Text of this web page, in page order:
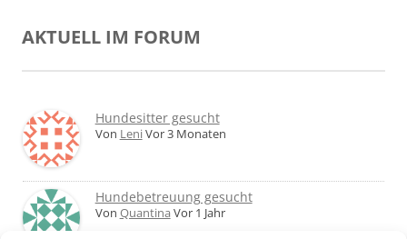
AKTUELL IM FORUM
Hundesitter gesucht
Von LeniVor 3 Monaten
Hundebetreuung gesucht
Von Quantina Vor 1 Jahr